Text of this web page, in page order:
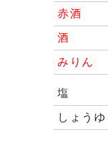
赤酒
酒
みりん
塩
しょうゆ